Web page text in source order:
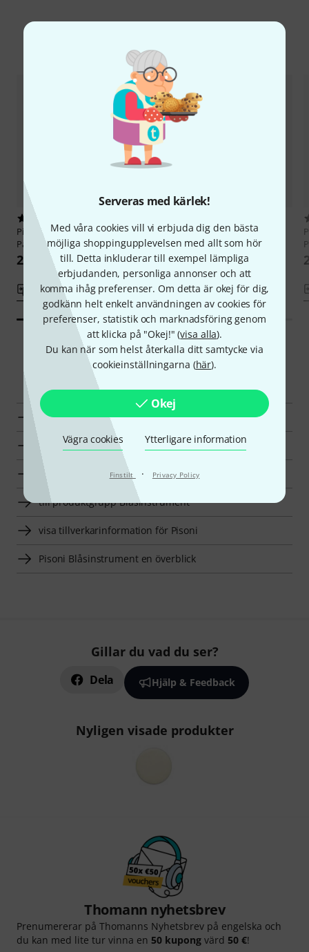
Serveras med kärlek!
Med våra cookies vill vi erbjuda dig den bästa
möjliga shoppingupplevelsen med allt som hör
till. Detta inkluderar till exempel lämpliga
erbjudanden, personliga annonser och att
komma ihåg preferenser. Om detta är okej för dig,
godkänn helt enkelt användningen av cookies för
preferenser, statistik och marknadsföring genom
att klicka på "Okej!" (visa alla).
Du kan när som helst återkalla ditt samtycke via
cookieinställningarna (här).
Okej
Vägra cookies Ytterligare information
Finstilt · Privacy Policy
Jämför alternativ
PisoniDCL-20Deluxe Clarinet
Pad 10,0
22 kr
Jämför
PisoniDCL-20 Deluxe Clarinet
Pad 9,5
22 kr
Jämför
Smart Navigator
Pisoni Vaddering för Blåsinstrument en överblick
till produktgrupp Vaddering för Blåsinstrument
till produktgrupp Tillbehör
till produktgrupp Blåsinstrument
visa tillverkarinformation för Pisoni
Pisoni Blåsinstrument en överblick
Gillar du vad du ser?
Dela Hjälp & Feedback
Nyligen visade produkter
Thomann nyhetsbrev
Prenumererar på Thomanns Nyhetsbrev på engelska och
du kan med lite tur vinna en 50 kupong värd 50 €!